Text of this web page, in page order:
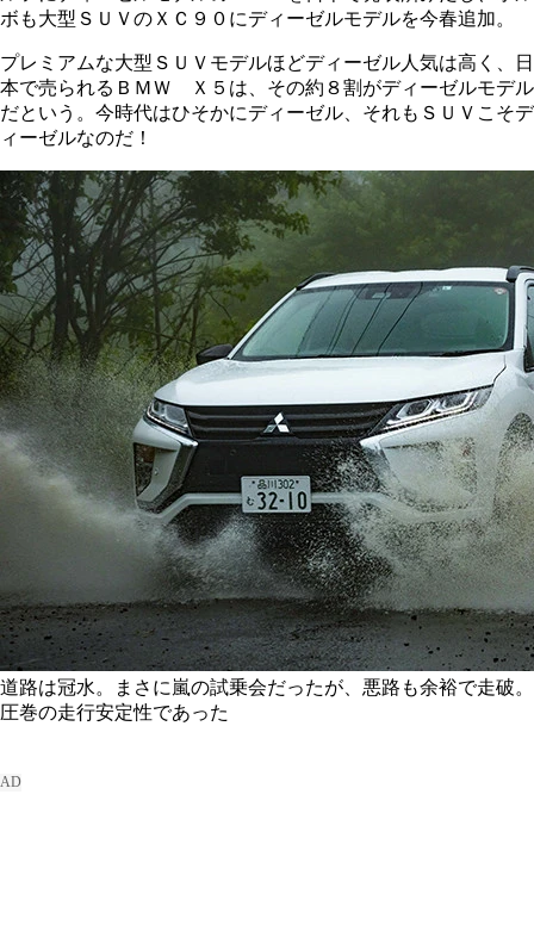
ボも大型ＳＵＶのＸＣ９０にディーゼルモデルを今春追加。
プレミアムな大型ＳＵＶモデルほどディーゼル人気は高く、日
本で売られるＢＭＷ Ｘ５は、その約８割がディーゼルモデル
だという。今時代はひそかにディーゼル、それもＳＵＶこそデ
ィーゼルなのだ！
道路は冠水。まさに嵐の試乗会だったが、悪路も余裕で走破。
圧巻の走行安定性であった